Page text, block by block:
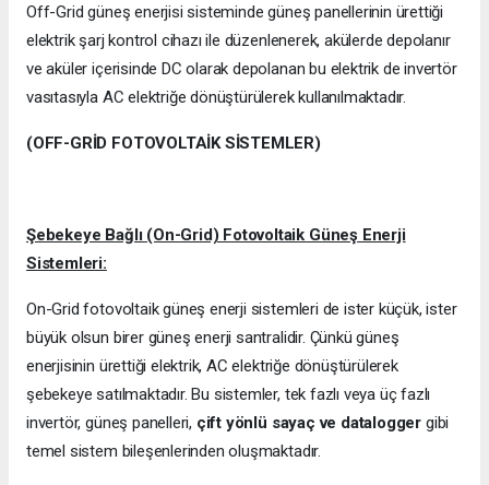
Off-Grid güneş enerjisi sisteminde güneş panellerinin ürettiği
elektrik şarj kontrol cihazı ile düzenlenerek, akülerde depolanır
ve aküler içerisinde DC olarak depolanan bu elektrik de invertör
vasıtasıyla AC elektriğe dönüştürülerek kullanılmaktadır.
(OFF-GRİD FOTOVOLTAİK SİSTEMLER)
Şebekeye Bağlı (On-Grid) Fotovoltaik Güneş Enerji
Sistemleri:
On-Grid fotovoltaik güneş enerji sistemleri de ister küçük, ister
büyük olsun birer güneş enerji santralidir. Çünkü güneş
enerjisinin ürettiği elektrik, AC elektriğe dönüştürülerek
şebekeye satılmaktadır. Bu sistemler, tek fazlı veya üç fazlı
invertör, güneş panelleri, çift yönlü sayaç ve datalogger gibi
temel sistem bileşenlerinden oluşmaktadır.